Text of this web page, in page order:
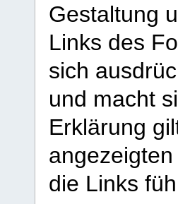
Gestaltung
Links des
sich
und macht
Erklärung
die Links